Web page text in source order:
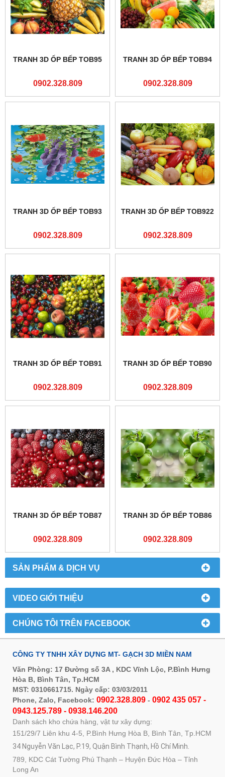
SẢN PHẨM & DỊCH VỤ
VIDEO GIỚI THIỆU
CHÚNG TÔI TRÊN FACEBOOK
TRANH 3D ỐP BẾP TOB95
0902.328.809
TRANH 3D ỐP BẾP TOB94
0902.328.809
TRANH 3D ỐP BẾP TOB93
0902.328.809
TRANH 3D ỐP BẾP TOB922
0902.328.809
TRANH 3D ỐP BẾP TOB91
0902.328.809
TRANH 3D ỐP BẾP TOB90
0902.328.809
TRANH 3D ỐP BẾP TOB87
0902.328.809
TRANH 3D ỐP BẾP TOB86
0902.328.809
CÔNG TY TNHH XÂY DỰNG MT- GẠCH 3D MIỀN NAM
Văn Phòng: 17 Đường số 3A , KDC Vĩnh Lộc, P.Bình Hưng
Hòa B, Bình Tân, Tp.HCM
MST: 0310661715. Ngày cấp: 03/03/2011
Phone, Zalo, Facebook: 0902.328.809 - 0902 435 057 -
0943.125.789 - 0938.146.200
Danh sách kho chứa hàng, vật tư xây dựng:
151/29/7 Liên khu 4-5, P.Bình Hưng Hòa B, Bình Tân, Tp.HCM
34 Nguyễn Văn Lạc, P.19, Quận Bình Thạnh, Hồ Chí Minh.
789, KDC Cát Tường Phú Thạnh – Huyện Đức Hòa – Tỉnh
Long An